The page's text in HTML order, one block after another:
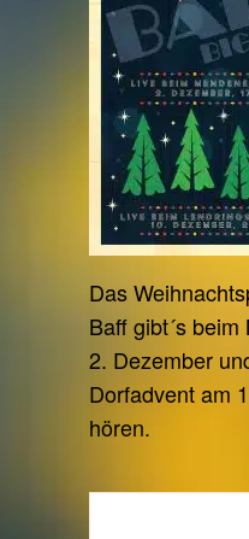
Das
Baff gibt´s
2. Dezember
Dorfadvent am
hören.